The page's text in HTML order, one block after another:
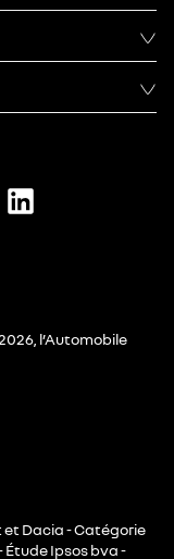
l’Automobile
et Dacia - Catégorie
Ipsos bva -